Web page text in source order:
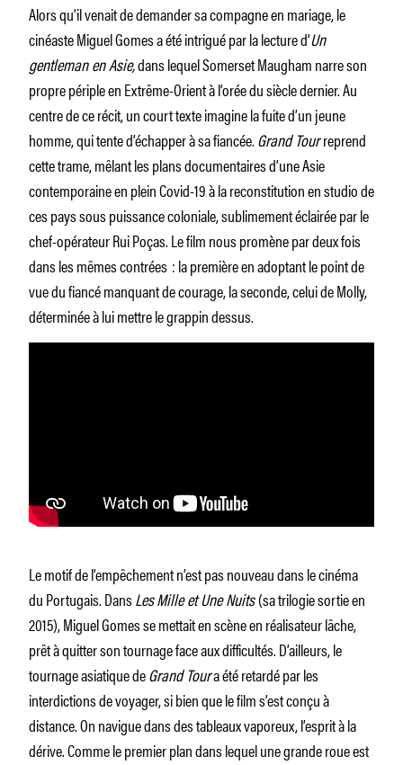
Alors qu’il venait de demander sa compagne en mariage, le
cinéaste Miguel Gomes a été intrigué par la lecture d’Un
gentleman en Asie,dans lequel Somerset Maugham narre son
propre périple en Extrême-Orient à l’orée du siècle dernier. Au
centre de ce récit, un court texte imagine la fuite d’un jeune
homme, qui tente d’échapper à sa fiancée.Grand Tourreprend
cette trame, mêlant les plans documentaires d’une Asie
contemporaine en plein Covid-19 à la reconstitution en studio de
ces pays sous puissance coloniale, sublimement éclairée par le
chef-opérateur Rui Poças. Le film nous promène par deux fois
dans les mêmes contrées : la première en adoptant le point de
vue du fiancé manquant de courage, la seconde, celui de Molly,
déterminée à lui mettre le grappin dessus.
Le motif de l’empêchement n’est pas nouveau dans le cinéma
du Portugais. DansLesMille et Une Nuits(sa trilogie sortie en
2015), Miguel Gomes se mettait en scène en réalisateur lâche,
prêt à quitter son tournage face aux difficultés. D’ailleurs, le
tournage asiatique deGrand Toura été retardé par les
interdictions de voyager, si bien que le film s’est conçu à
distance. On navigue dans des tableaux vaporeux, l’esprit à la
dérive. Comme le premier plan dans lequel une grande roue est